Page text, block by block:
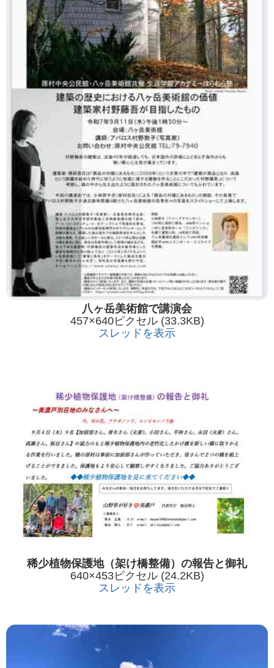
八ヶ岳美術館で講演会
457×640ピクセル (33.3KB)
スレッドを表示
稀少植物保護地（架け橋整備）の報告と御礼
640×453ピクセル (24.2KB)
スレッドを表示